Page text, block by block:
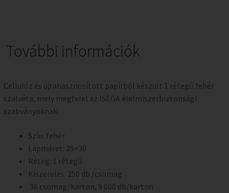
További információk
Cellulóz és újrahasznosított papírból készült 1 rétegű fehér
szalvéta, mely megfelel az ISEGA élelmiszerbiztonsági
szabványoknak.
Szín: fehér
Lapméret: 25×30
Réteg: 1 rétegű
Kiszerelés: 250 db /csomag
36 csomag/karton, 9 000 db/karton